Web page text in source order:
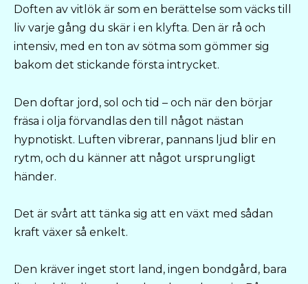
Doften av vitlök är som en berättelse som väcks till
liv varje gång du skär i en klyfta. Den är rå och
intensiv, med en ton av sötma som gömmer sig
bakom det stickande första intrycket.
Den doftar jord, sol och tid – och när den börjar
fräsa i olja förvandlas den till något nästan
hypnotiskt. Luften vibrerar, pannans ljud blir en
rytm, och du känner att något ursprungligt
händer.
Det är svårt att tänka sig att en växt med sådan
kraft växer så enkelt.
Den kräver inget stort land, ingen bondgård, bara